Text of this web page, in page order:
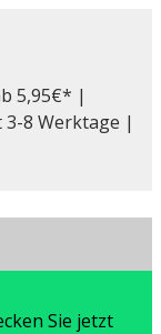
5,95€* |
8 Werktage |
Sie jetzt